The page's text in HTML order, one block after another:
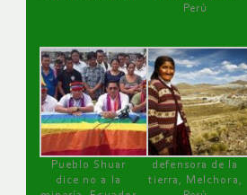
Perú
Pueblo Shuar
dice no a la
defensora de la
tierra, Melchora,